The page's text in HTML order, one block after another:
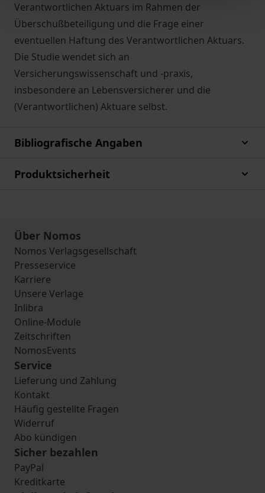
Verantwortlichen Aktuars im Rahmen der
Überschußbeteiligung und die Frage einer
eventuellen Haftung des Verantwortlichen Aktuars.
Die Studie wendet sich an
Versicherungswissenschaft und -praxis,
insbesondere an Lebensversicherer und die
(Verantwortlichen) Aktuare selbst.
Bibliografische Angaben
Produktsicherheit
Über Nomos
Nomos Verlagsgesellschaft
Presseservice
Karriere
Unsere Verlage
Inlibra
Online-Module
Zeitschriften
NomosEvents
Service
Lieferung und Zahlung
Kontakt
Häufig gestellte Fragen
Widerruf
Abo kündigen
Sicher bezahlen
PayPal
Kreditkarte